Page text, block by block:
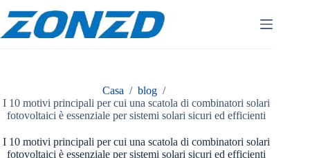
contenuto
Casa / blog /
I 10 motivi principali per cui una scatola di combinatori solari
fotovoltaici è essenziale per sistemi solari sicuri ed efficienti
I 10 motivi principali per cui una scatola di combinatori solari
fotovoltaici è essenziale per sistemi solari sicuri ed efficienti